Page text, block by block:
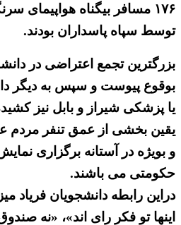
۱۷۶ مسافر بیگناه
توسط سپاه پاسداران بودند.
بزرگترین تجمع اعتراضی در
بوقوع پیوست و سپس به دیگر
یا پزشکی شیراز و بابل نیز
یقین بخشی از عمق تنفر مردم
و بویژه در آستانه برگزاری
حکومتی می باشند.
دراین رابطه دانشجویان فریاد
اینها تو فکر رای اند»، «نه